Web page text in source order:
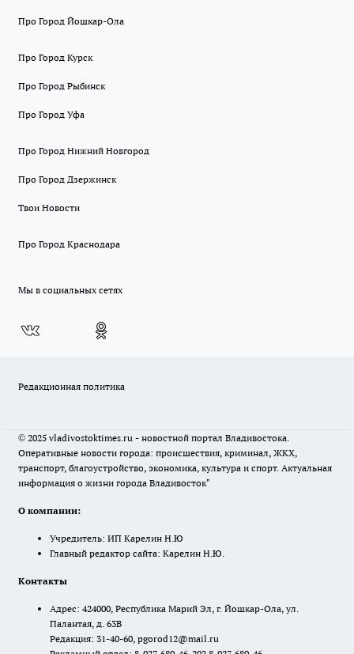
Про Город Йошкар-Ола
Про Город Курск
Про Город Рыбинск
Про Город Уфа
Про Город Нижний Новгород
Про Город Дзержинск
Твои Новости
Про Город Краснодара
Мы в социальных сетях
Редакционная политика
© 2025 vladivostoktimes.ru - новостной портал Владивостока.
Оперативные новости города: происшествия, криминал, ЖКХ,
транспорт, благоустройство, экономика, культура и спорт. Актуальная
информация о жизни города Владивосток"
О компании:
Учредитель: ИП Карелин Н.Ю
Главный редактор сайта: Карелин Н.Ю.
Контакты
Адрес: 424000, Республика Марий Эл, г. Йошкар-Ола, ул.
Палантая, д. 63В
Редакция: 31-40-60, pgorod12@mail.ru